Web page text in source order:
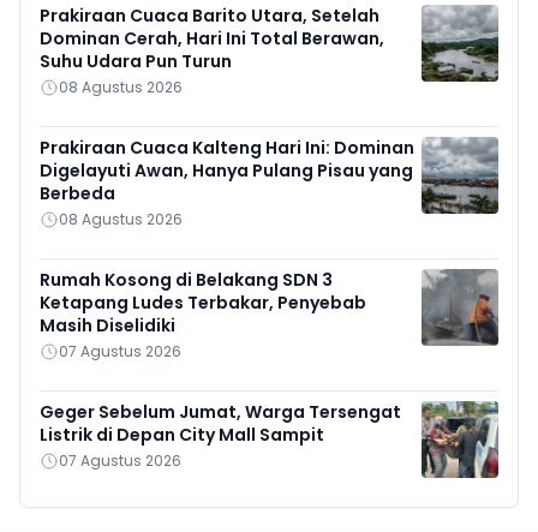
Prakiraan Cuaca Barito Utara, Setelah
Dominan Cerah, Hari Ini Total Berawan,
Suhu Udara Pun Turun
08 Agustus 2026
Prakiraan Cuaca Kalteng Hari Ini: Dominan
Digelayuti Awan, Hanya Pulang Pisau yang
Berbeda
08 Agustus 2026
Rumah Kosong di Belakang SDN 3
Ketapang Ludes Terbakar, Penyebab
Masih Diselidiki
07 Agustus 2026
Geger Sebelum Jumat, Warga Tersengat
Listrik di Depan City Mall Sampit
07 Agustus 2026